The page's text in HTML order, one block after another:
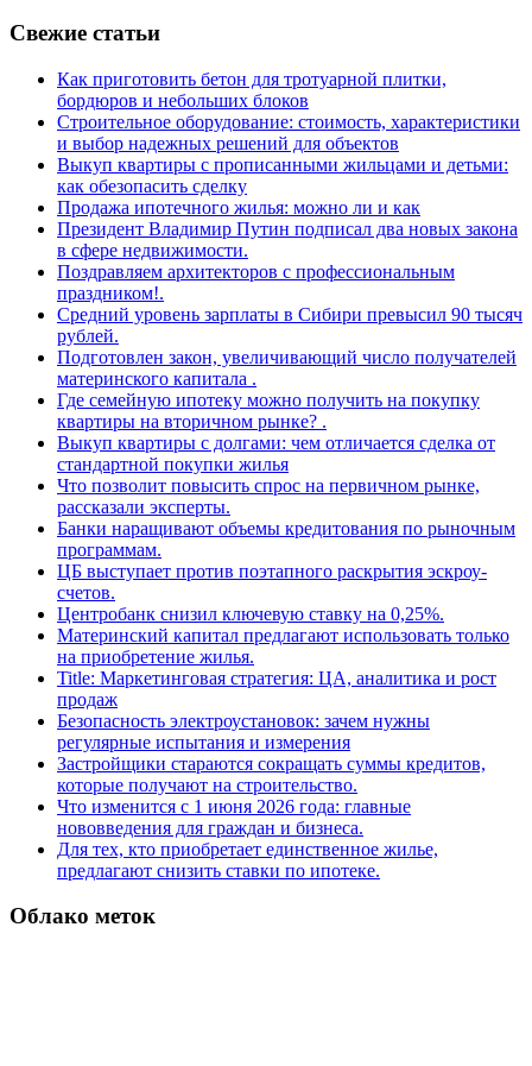
Свежие статьи
Как приготовить бетон для тротуарной плитки,
бордюров и небольших блоков
Строительное оборудование: стоимость, характеристики
и выбор надежных решений для объектов
Выкуп квартиры с прописанными жильцами и детьми:
как обезопасить сделку
Продажа ипотечного жилья: можно ли и как
Президент Владимир Путин подписал два новых закона
в сфере недвижимости.
Поздравляем архитекторов с профессиональным
праздником!.
Средний уровень зарплаты в Сибири превысил 90 тысяч
рублей.
Подготовлен закон, увеличивающий число получателей
материнского капитала .
Где семейную ипотеку можно получить на покупку
квартиры на вторичном рынке? .
Выкуп квартиры с долгами: чем отличается сделка от
стандартной покупки жилья
Что позволит повысить спрос на первичном рынке,
рассказали эксперты.
Банки наращивают объемы кредитования по рыночным
программам.
ЦБ выступает против поэтапного раскрытия эскроу-
счетов.
Центробанк снизил ключевую ставку на 0,25%.
Материнский капитал предлагают использовать только
на приобретение жилья.
Title: Маркетинговая стратегия: ЦА, аналитика и рост
продаж
Безопасность электроустановок: зачем нужны
регулярные испытания и измерения
Застройщики стараются сокращать суммы кредитов,
которые получают на строительство.
Что изменится с 1 июня 2026 года: главные
нововведения для граждан и бизнеса.
Для тех, кто приобретает единственное жилье,
предлагают снизить ставки по ипотеке.
Облако меток